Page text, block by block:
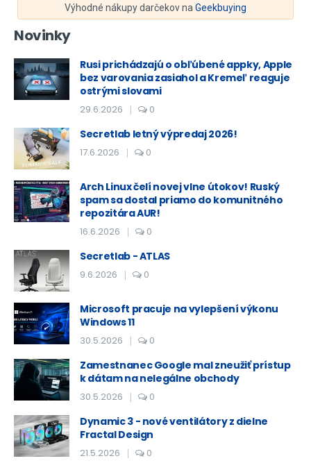
Výhodné nákupy darčekov na Geekbuying
Novinky
Rusi prichádzajú o obľúbené appky, Apple
bez varovania zasiahol a Kremeľ reaguje
ostrými slovami
29.6.2026 0
Secretlab letný výpredaj 2026!
17.6.2026 0
Arch Linux čelí novej vlne útokov! Ruský
spam sa dostal priamo do komunitného
repozitára AUR!
16.6.2026 0
Secretlab - ATLAS
9.6.2026 0
Microsoft pracuje na vylepšení výkonu
Windows 11
30.5.2026 0
Zamestnanec Google mal zneužiť prístup
k dátam na nelegálne obchody
30.5.2026 0
Dynamic 3 - nové ventilátory z dielne
Fractal Design
21.5.2026 0